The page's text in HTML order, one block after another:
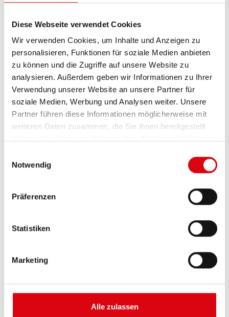
Diese Webseite verwendet Cookies
Wir verwenden Cookies, um Inhalte und Anzeigen zu
personalisieren, Funktionen für soziale Medien anbieten
zu können und die Zugriffe auf unsere Website zu
analysieren. Außerdem geben wir Informationen zu Ihrer
Verwendung unserer Website an unsere Partner für
soziale Medien, Werbung und Analysen weiter. Unsere
Partner führen diese Informationen möglicherweise mit
weiteren Daten zusammen, die Sie ihnen bereitgestellt
Notwendig
Präferenzen
Statistiken
Marketing
Alle zulassen
Energiebedarf bzw. höheren
PRODUKTDETAILS >
EFB 690 17
Die besten und leistungsfähigsten Banner
Vorgaben führender europäischer KFZ-Hersteller.
Originalqualität zum Nachrüsten.